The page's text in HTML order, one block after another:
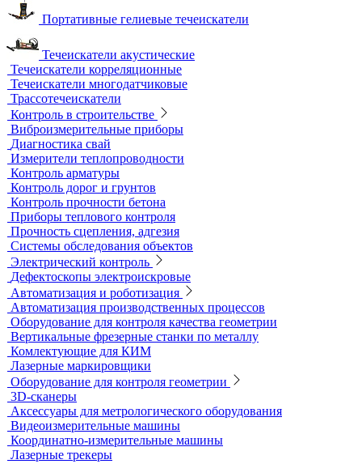
Контроль герметичности
Вакуумные установки
Портативные гелиевые течеискатели
Течеискатели акустические
Течеискатели корреляционные
Течеискатели многодатчиковые
Трассотечеискатели
Контроль в строительстве
Виброизмерительные приборы
Диагностика свай
Измерители теплопроводности
Контроль арматуры
Контроль дорог и грунтов
Контроль прочности бетона
Приборы теплового контроля
Прочность сцепления, адгезия
Системы обследования объектов
Электрический контроль
Дефектоскопы электроискровые
Автоматизация и роботизация
Автоматизация производственных процессов
Оборудование для контроля качества геометрии
Вертикальные фрезерные станки по металлу
Комлектующие для КИМ
Лазерные маркировщики